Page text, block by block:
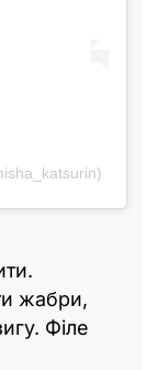
жабри,
Філе